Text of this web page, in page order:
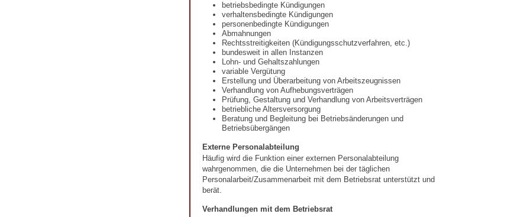
betriebsbedingte Kündigungen
verhaltensbedingte Kündigungen
personenbedingte Kündigungen
Abmahnungen
Rechtsstreitigkeiten (Kündigungsschutzverfahren, etc.)
bundesweit in allen Instanzen
Lohn- und Gehaltszahlungen
variable Vergütung
Erstellung und Überarbeitung von Arbeitszeugnissen
Verhandlung von Aufhebungsverträgen
Prüfung, Gestaltung und Verhandlung von Arbeitsverträgen
betriebliche Altersversorgung
Beratung und Begleitung bei Betriebsänderungen und
Betriebsübergängen
Externe Personalabteilung
Häufig wird die Funktion einer externen Personalabteilung
wahrgenommen, die die Unternehmen bei der täglichen
Personalarbeit/Zusammenarbeit mit dem Betriebsrat unterstützt und
berät.
Verhandlungen mit dem Betriebsrat